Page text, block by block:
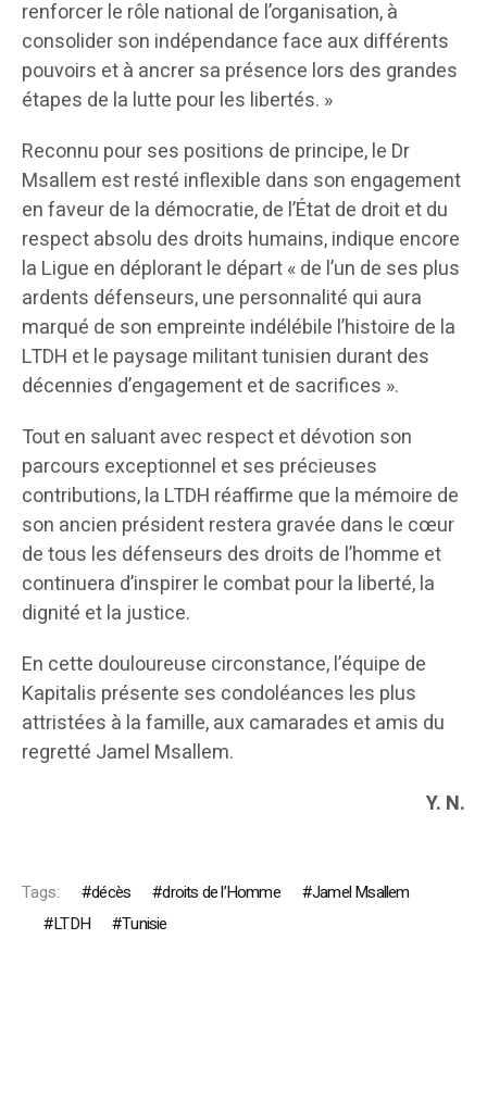
renforcer le rôle national de l’organisation, à
consolider son indépendance face aux différents
pouvoirs et à ancrer sa présence lors des grandes
étapes de la lutte pour les libertés. »
Reconnu pour ses positions de principe, le Dr
Msallem est resté inflexible dans son engagement
en faveur de la démocratie, de l’État de droit et du
respect absolu des droits humains, indique encore
la Ligue en déplorant le départ « de l’un de ses plus
ardents défenseurs, une personnalité qui aura
marqué de son empreinte indélébile l’histoire de la
LTDH et le paysage militant tunisien durant des
décennies d’engagement et de sacrifices ».
Tout en saluant avec respect et dévotion son
parcours exceptionnel et ses précieuses
contributions, la LTDH réaffirme que la mémoire de
son ancien président restera gravée dans le cœur
de tous les défenseurs des droits de l’homme et
continuera d’inspirer le combat pour la liberté, la
dignité et la justice.
En cette douloureuse circonstance, l’équipe de
Kapitalis présente ses condoléances les plus
attristées à la famille, aux camarades et amis du
regretté Jamel Msallem.
Y. N.
Tags: décès droits de l’Homme
Jamel Msallem
LTDH
Tunisie